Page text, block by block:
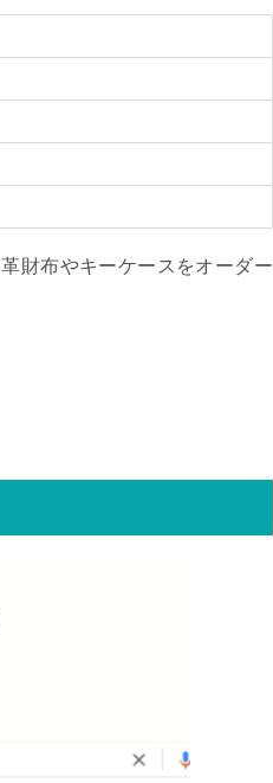
財布やキーケースをオーダー